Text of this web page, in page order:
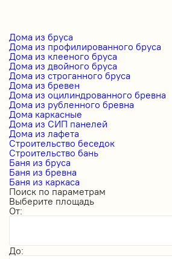
Дома из бруса
Дома из профилированного бруса
Дома из клееного бруса
Дома из двойного бруса
Дома из строганного бруса
Дома из бревен
Дома из оцилиндрованного бревна
Дома из рубленного бревна
Дома каркасные
Дома из СИП панелей
Дома из лафета
Строительство беседок
Строительство бань
Баня из бруса
Баня из бревна
Баня из каркаса
Поиск по параметрам
Выберите площадь
От:
До: